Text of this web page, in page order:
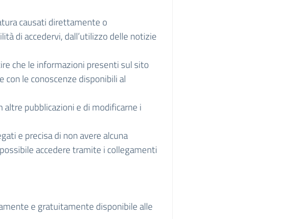
causati direttamente o
di accedervi, dall’utilizzo delle notizie
che le informazioni presenti sul sito
le conoscenze disponibili al
pubblicazioni e di modificarne i
e precisa di non avere alcuna
accedere tramite i collegamenti
e gratuitamente disponibile alle